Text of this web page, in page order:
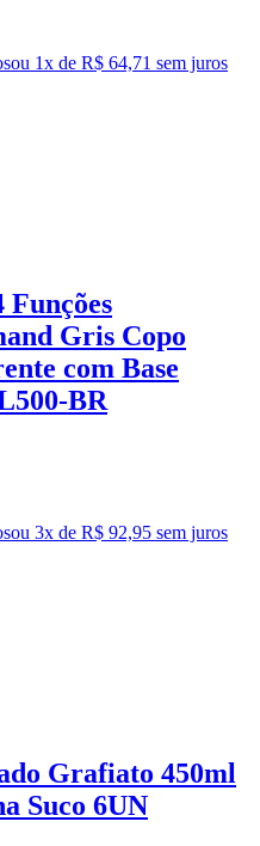
ou 1x de R$ 64,71 sem juros
Funções
Gris Copo
com Base
BR
ou 3x de R$ 92,95 sem juros
Grafiato 450ml
Suco 6UN